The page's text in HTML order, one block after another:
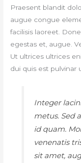
Praesent blandit
augue congue
facilisis laoreet.
egestas et, augue.
Ut ultrices ultrices
dui quis est pulvinar
Integer
metus. Sed
id quam.
venenatis
sit amet,